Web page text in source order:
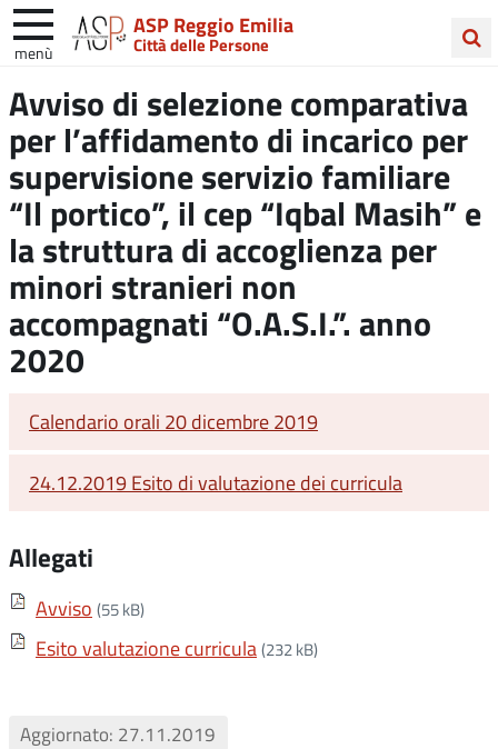
ASP Reggio Emilia
Città delle Persone
menù
nel
sito
Avviso di selezione comparativa
per l’affidamento di incarico per
supervisione servizio familiare
“Il portico”, il cep “Iqbal Masih” e
la struttura di accoglienza per
minori stranieri non
accompagnati “O.A.S.I.”. anno
2020
Calendario orali 20 dicembre 2019
24.12.2019 Esito di valutazione dei curricula
Allegati
Avviso (55 kB)
Esito valutazione curricula (232 kB)
Aggiornato: 27.11.2019